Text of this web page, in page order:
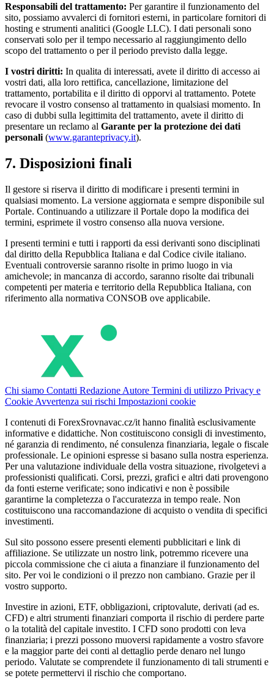
Responsabili del trattamento: Per garantire il funzionamento del
sito, possiamo avvalerci di fornitori esterni, in particolare fornitori di
hosting e strumenti analitici (Google LLC). I dati personali sono
conservati solo per il tempo necessario al raggiungimento dello
scopo del trattamento o per il periodo previsto dalla legge.
I vostri diritti: In qualita di interessati, avete il diritto di accesso ai
vostri dati, alla loro rettifica, cancellazione, limitazione del
trattamento, portabilita e il diritto di opporvi al trattamento. Potete
revocare il vostro consenso al trattamento in qualsiasi momento. In
caso di dubbi sulla legittimita del trattamento, avete il diritto di
presentare un reclamo al Garante per la protezione dei dati
personali (www.garanteprivacy.it).
7. Disposizioni finali
Il gestore si riserva il diritto di modificare i presenti termini in
qualsiasi momento. La versione aggiornata e sempre disponibile sul
Portale. Continuando a utilizzare il Portale dopo la modifica dei
termini, esprimete il vostro consenso alla nuova versione.
I presenti termini e tutti i rapporti da essi derivanti sono disciplinati
dal diritto della Repubblica Italiana e dal Codice civile italiano.
Eventuali controversie saranno risolte in primo luogo in via
amichevole; in mancanza di accordo, saranno risolte dai tribunali
competenti per materia e territorio della Repubblica Italiana, con
riferimento alla normativa CONSOB ove applicabile.
Chi siamo Contatti Redazione Autore Termini di utilizzo Privacy e
Cookie Avvertenza sui rischi Impostazioni cookie
I contenuti di ForexSrovnavac.cz/it hanno finalità esclusivamente
informative e didattiche. Non costituiscono consigli di investimento,
né garanzia di rendimento, né consulenza finanziaria, legale o fiscale
professionale. Le opinioni espresse si basano sulla nostra esperienza.
Per una valutazione individuale della vostra situazione, rivolgetevi a
professionisti qualificati. Corsi, prezzi, grafici e altri dati provengono
da fonti esterne verificate; sono indicativi e non è possibile
garantirne la completezza o l'accuratezza in tempo reale. Non
costituiscono una raccomandazione di acquisto o vendita di specifici
investimenti.
Sul sito possono essere presenti elementi pubblicitari e link di
affiliazione. Se utilizzate un nostro link, potremmo ricevere una
piccola commissione che ci aiuta a finanziare il funzionamento del
sito. Per voi le condizioni o il prezzo non cambiano. Grazie per il
vostro supporto.
Investire in azioni, ETF, obbligazioni, criptovalute, derivati (ad es.
CFD) e altri strumenti finanziari comporta il rischio di perdere parte
o la totalità del capitale investito. I CFD sono prodotti con leva
finanziaria; i prezzi possono muoversi rapidamente a vostro sfavore
e la maggior parte dei conti al dettaglio perde denaro nel lungo
periodo. Valutate se comprendete il funzionamento di tali strumenti e
se potete permettervi il rischio che comportano.